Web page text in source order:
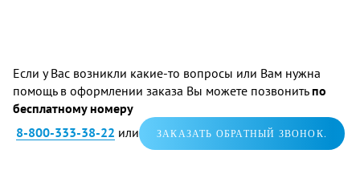
Если у Вас возникли какие-то вопросы или Вам нужна
помощь в оформлении заказа Вы можете позвонитьпо
бесплатному номеру
8-800-333-38-22 или ЗАКАЗАТЬ ОБРАТНЫЙ ЗВОНОК.